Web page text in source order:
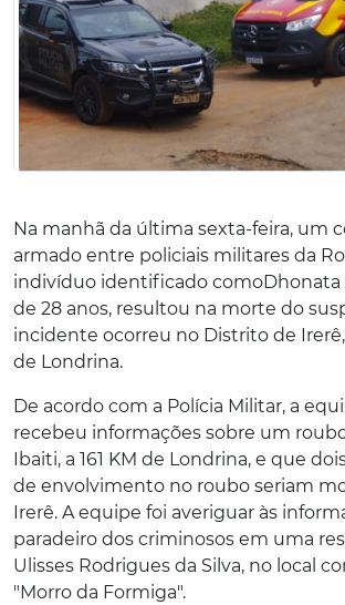
Na manhã da última sexta-feira, um
armado entre policiais militares da
indivíduo identificado comoDhonata
de 28 anos, resultou na morte do
incidente ocorreu no Distrito de Irerê,
de Londrina.
De acordo com a Polícia Militar, a
recebeu informações sobre um
Ibaiti, a 161 KM de Londrina, e que
de envolvimento no roubo seriam
Irerê. A equipe foi averiguar às
paradeiro dos criminosos em uma
Ulisses Rodrigues da Silva, no local
"Morro da Formiga".